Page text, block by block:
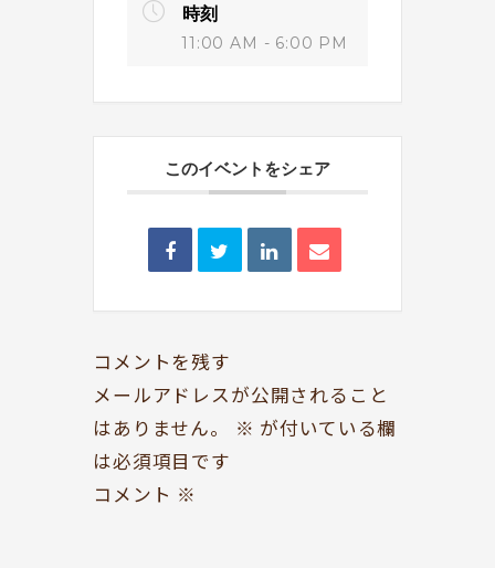
CAFE
開いてる？
SCHEDULE AUDIO
ドッグセラピー
KOKORO SUPPORT
イベント情報
時刻
11:00 AM - 6:00 PM
このイベントをシェア
コメントを残す
メールアドレスが公開されること
はありません。
※ が付いている欄
は必須項目です
コメント ※